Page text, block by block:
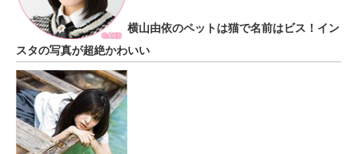
横山由依のペットは猫で名前はビス！イン
スタの写真が超絶かわいい